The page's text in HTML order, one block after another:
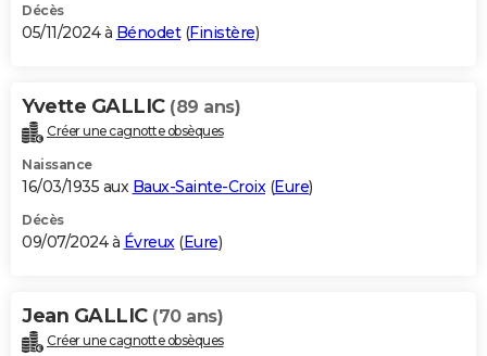
Décès
05/11/2024 à Bénodet(Finistère)
Yvette GALLIC (89 ans)
Créer une cagnotte obsèques
Naissance
16/03/1935 aux Baux-Sainte-Croix(Eure)
Décès
09/07/2024 à Évreux(Eure)
Jean GALLIC (70 ans)
Créer une cagnotte obsèques